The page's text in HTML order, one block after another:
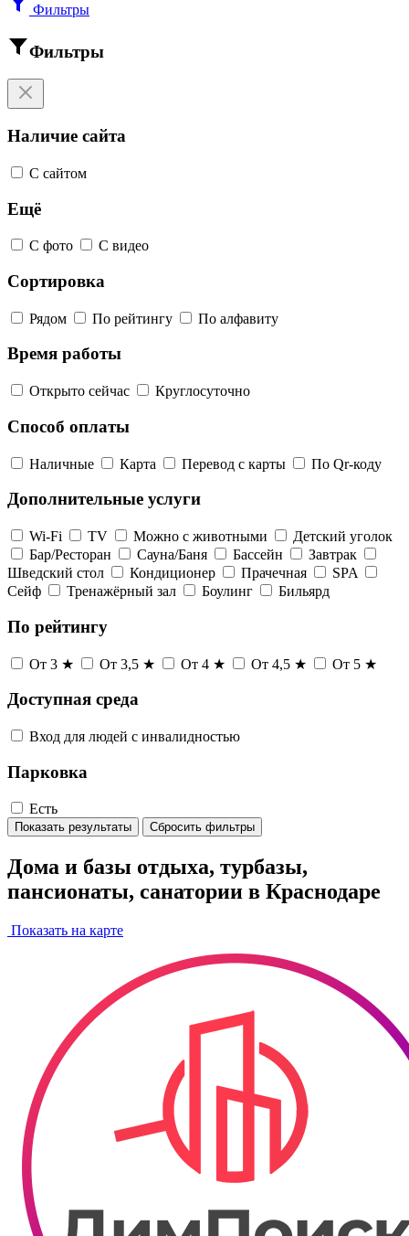
Фильтры
Фильтры
Наличие сайта
С сайтом
Ещё
С фото С видео
Сортировка
Рядом По рейтингу По алфавиту
Время работы
Открыто сейчас Круглосуточно
Способ оплаты
Наличные Карта Перевод с карты По Qr-коду
Дополнительные услуги
Wi-Fi TV Можно с животными
Детский уголок
Бар/Ресторан
Сауна/Баня Бассейн
Завтрак
Шведский стол
Кондиционер Прачечная
SPA
Сейф
Тренажёрный зал Боулинг Бильярд
По рейтингу
От 3 ★ От 3,5 ★ От 4 ★ От 4,5 ★ От 5 ★
Доступная среда
Вход для людей с инвалидностью
Парковка
Есть
Показать результаты Сбросить фильтры
Дома и базы отдыха, турбазы,
пансионаты, санатории в Краснодаре
Показать на карте